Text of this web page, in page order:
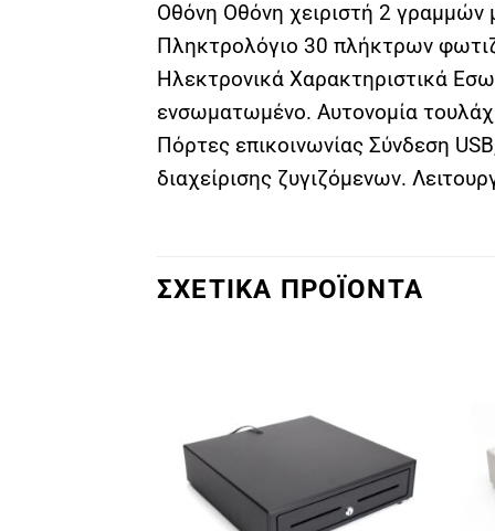
Οθόνη Οθόνη χειριστή 2 γραμμών
Πληκτρολόγιο 30 πλήκτρων
Ηλεκτρονικά Χαρακτηριστικά
ενσωματωμένο. Αυτονομία
Πόρτες επικοινωνίας Σύνδεση
διαχείρισης ζυγιζόμενων.
ΣΧΕΤΙΚΑ ΠΡΟΪΟΝΤΑ
στην λίστα
επιθυμιών